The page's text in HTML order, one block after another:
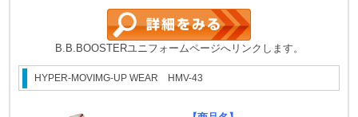
B.B.BOOSTERユニフォームページへリンクします。
HYPER-MOVIMG-UP WEAR HMV-43